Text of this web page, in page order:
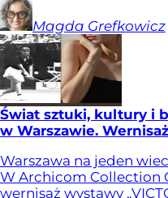
Magda Grefkowicz
Świat sztuki, kultury i
w Warszawie.
Warszawa na jeden
W Archicom Collection
wernisaż wystawy